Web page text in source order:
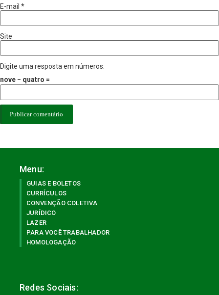
E-mail *
Site
Digite uma resposta em números:
nove − quatro =
Menu:
GUIAS E BOLETOS
CURRÍCULOS
CONVENÇÃO COLETIVA
JURÍDICO
LAZER
PARA VOCÊ TRABALHADOR
HOMOLOGAÇÃO
Redes Sociais: